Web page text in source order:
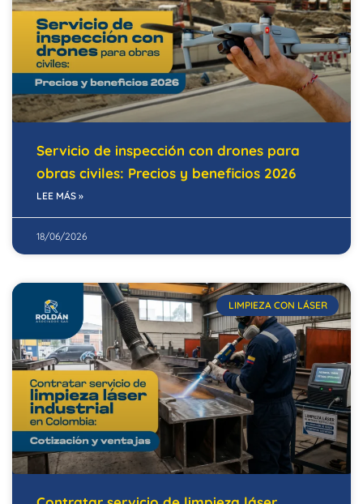
Servicio de inspección con drones para
obras civiles: Precios y beneficios 2026
LEE MÁS »
18/06/2026
LIMPIEZA CON LÁSER